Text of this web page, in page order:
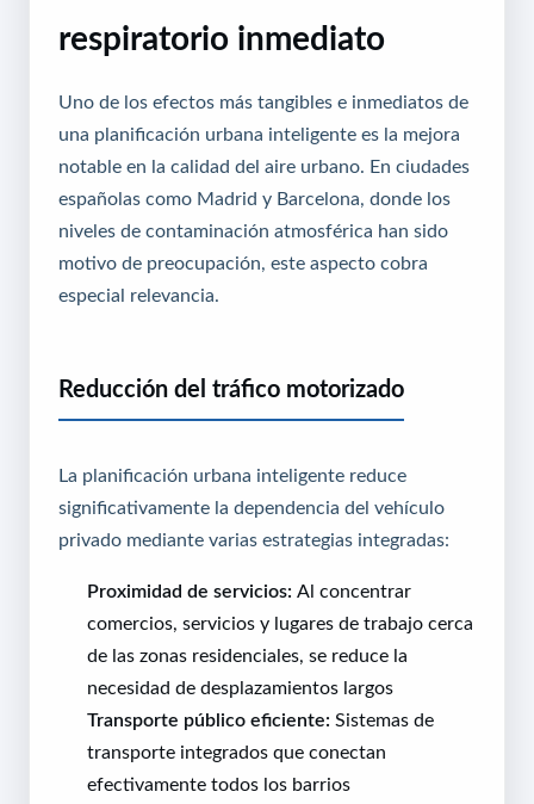
respiratorio inmediato
Uno de los efectos más tangibles e inmediatos de
una planificación urbana inteligente es la mejora
notable en la calidad del aire urbano. En ciudades
españolas como Madrid y Barcelona, donde los
niveles de contaminación atmosférica han sido
motivo de preocupación, este aspecto cobra
especial relevancia.
Reducción del tráfico motorizado
La planificación urbana inteligente reduce
significativamente la dependencia del vehículo
privado mediante varias estrategias integradas:
Proximidad de servicios: Al concentrar
comercios, servicios y lugares de trabajo cerca
de las zonas residenciales, se reduce la
necesidad de desplazamientos largos
Transporte público eficiente: Sistemas de
transporte integrados que conectan
efectivamente todos los barrios